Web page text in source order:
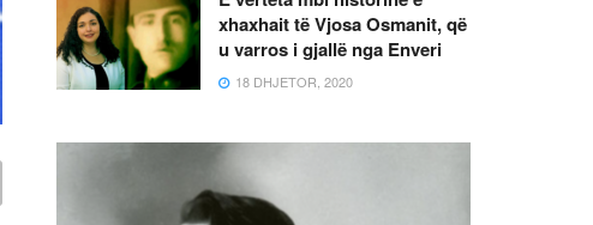
xhaxhait të Vjosa Osmanit, që
u varros i gjallë nga Enveri
18 DHJETOR, 2020